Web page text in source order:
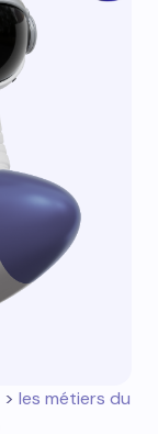
> les métiers du